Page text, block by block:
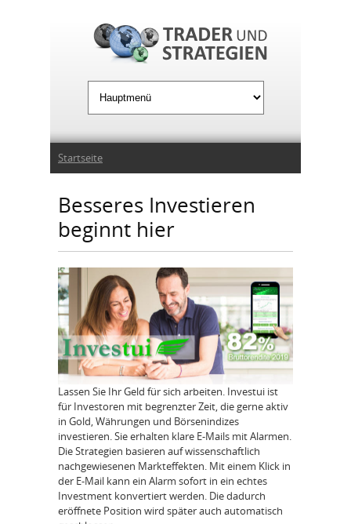
Sie sind hier
Startseite
Besseres Investieren
beginnt hier
Lassen Sie Ihr Geld für sich arbeiten. Investui ist
für Investoren mit begrenzter Zeit, die gerne aktiv
in Gold, Währungen und Börsenindizes
investieren. Sie erhalten klare E-Mails mit Alarmen.
Die Strategien basieren auf wissenschaftlich
nachgewiesenen Markteffekten. Mit einem Klick in
der E-Mail kann ein Alarm sofort in ein echtes
Investment konvertiert werden. Die dadurch
eröffnete Position wird später auch automatisch